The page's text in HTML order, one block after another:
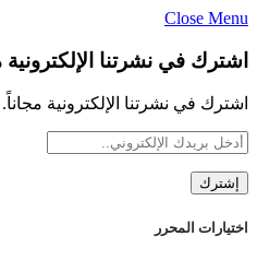
Close Menu
اشترك في نشرتنا الإلكترونية
اشترك في نشرتنا الإلكترونية مجاناً.
اختيارات المحرر